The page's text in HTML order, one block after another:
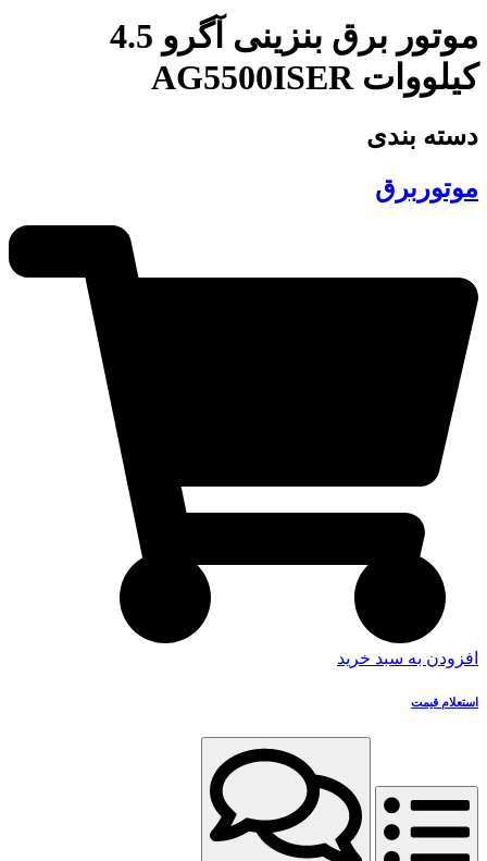
موتور برق بنزینی آگرو 4.5
کیلووات AG5500ISER
دسته بندی
موتوربرق
افزودن به سبد خرید
استعلام قیمت